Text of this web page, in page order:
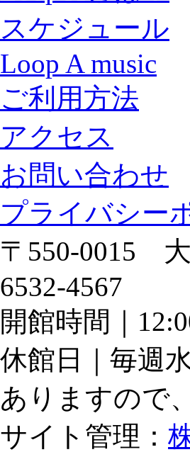
スケジュール
Loop A music
ご利用方法
アクセス
お問い合わせ
プライバシー
〒550-0015
6532-4567
開館時間｜
休館日｜毎週
ありますので
サイト管理：